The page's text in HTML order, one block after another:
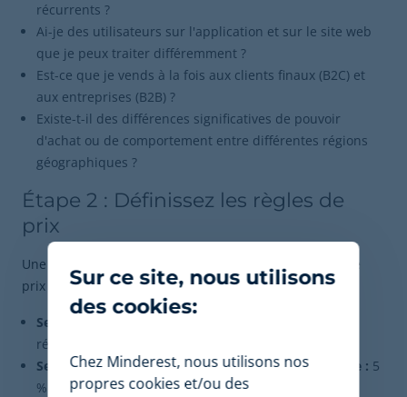
récurrents ?
Ai-je des utilisateurs sur l'application et sur le site web
que je peux traiter différemment ?
Est-ce que je vends à la fois aux clients finaux (B2C) et
aux entreprises (B2B) ?
Existe-t-il des différences significatives de pouvoir
d'achat ou de comportement entre différentes régions
géographiques ?
Étape 2 : Définissez les règles de
prix
Une fois les segments identifiés, assignez des règles de
prix spécifiques. Par exemple :
Segment :
réduction sur le premier achat.
Segment :Membres du programme de fidélité. Règle : 5
% de réduction permanente sur toute la boutique.
Sur ce site, nous utilisons
des cookies:
Chez Minderest, nous utilisons nos
propres cookies et/ou des